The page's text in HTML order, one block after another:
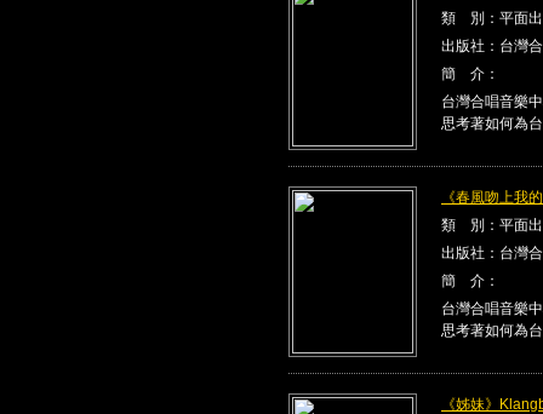
類 別：平面
出版社：台灣
簡 介：
台灣合唱音樂
思考著如何為
《春風吻上我
類 別：平面
出版社：台灣
簡 介：
台灣合唱音樂
思考著如何為
《姊妹》